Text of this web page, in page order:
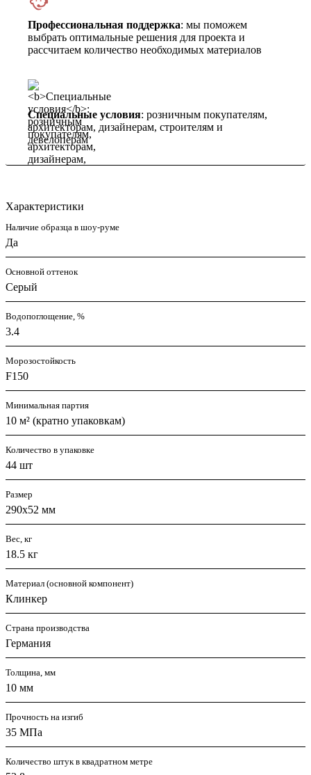
Профессиональная поддержка: мы поможем
выбрать оптимальные решения для проекта и
рассчитаем количество необходимых материалов
Специальные условия: розничным покупателям,
архитекторам, дизайнерам, строителям и
девелоперам
Характеристики
Наличие образца в шоу-руме
Да
Основной оттенок
Серый
Водопоглощение, %
3.4
Морозостойкость
F150
Минимальная партия
10 м² (кратно упаковкам)
Количество в упаковке
44 шт
Размер
290х52 мм
Вес, кг
18.5 кг
Материал (основной компонент)
Клинкер
Страна производства
Германия
Толщина, мм
10 мм
Прочность на изгиб
35 МПа
Количество штук в квадратном метре